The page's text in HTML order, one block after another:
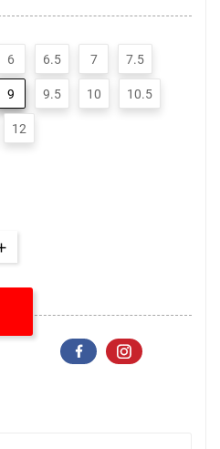
6 6.5 7 7.5
9 9.5 10 10.5
12